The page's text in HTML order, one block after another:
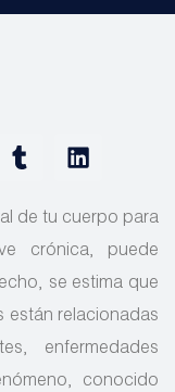
de tu cuerpo para
crónica, puede
se estima que
están relacionadas
enfermedades
conocido